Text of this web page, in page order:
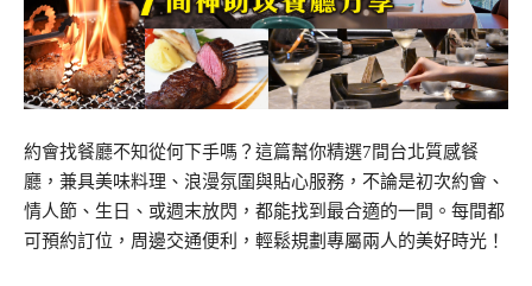
約會找餐廳不知從何下手嗎？這篇幫你精選7間台北質感餐
廳，兼具美味料理、浪漫氛圍與貼心服務，不論是初次約會、
情人節、生日、或週末放閃，都能找到最合適的一間。每間都
可預約訂位，周邊交通便利，輕鬆規劃專屬兩人的美好時光！